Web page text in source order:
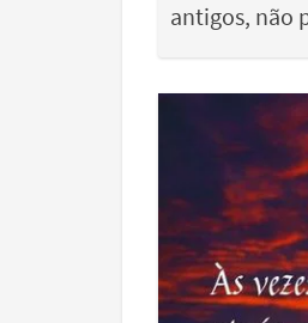
antigos, não